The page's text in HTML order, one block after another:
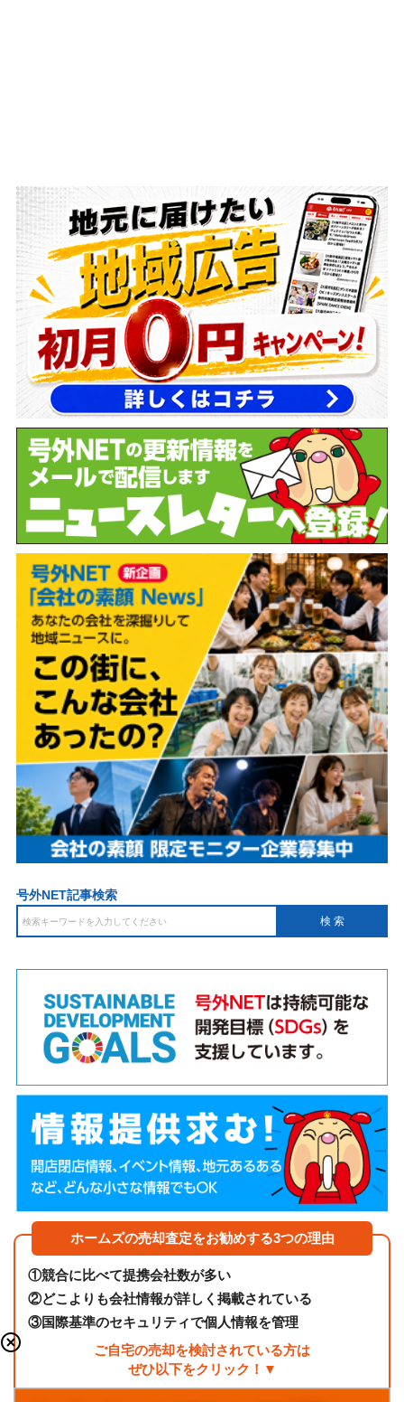
号外NET記事検索
ホームズの売却査定をお勧めする3つの理由
①競合に比べて提携会社数が多い
②どこよりも会社情報が詳しく掲載されている
③国際基準のセキュリティで個人情報を管理
ご自宅の売却を検討されている方は
ぜひ以下をクリック！▼